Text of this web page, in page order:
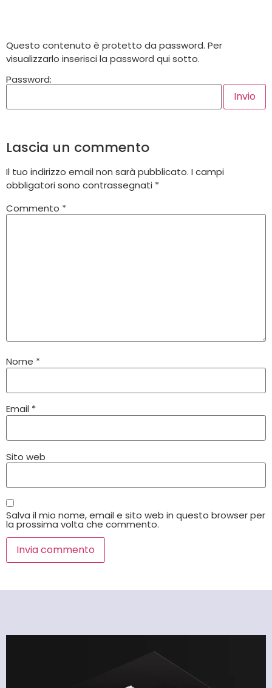
Questo contenuto è protetto da password. Per
visualizzarlo inserisci la password qui sotto.
Password:
Lascia un commento
Il tuo indirizzo email non sarà pubblicato. I campi
obbligatori sono contrassegnati *
Commento *
Nome *
Email *
Sito web
Salva il mio nome, email e sito web in questo browser per
la prossima volta che commento.